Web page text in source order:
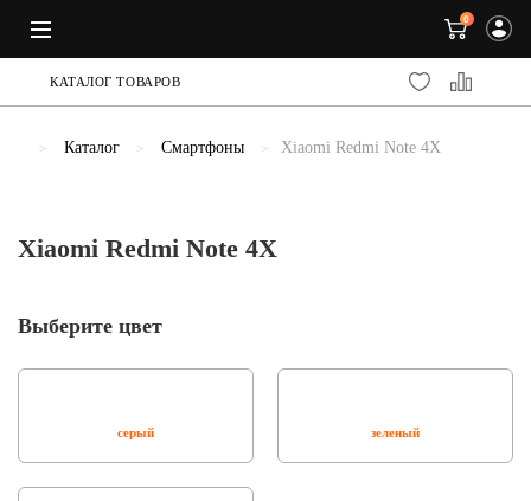
0
КАТАЛОГ ТОВАРОВ
Каталог Смартфоны Xiaomi Redmi Note 4X
Xiaomi Redmi Note 4X
Выберите цвет
серый зеленый